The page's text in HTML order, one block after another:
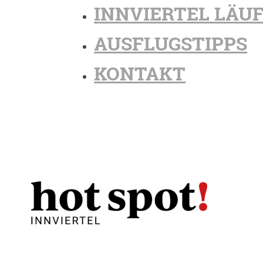
INNVIERTEL
AUSFLUGSTIPPS
KONTAKT